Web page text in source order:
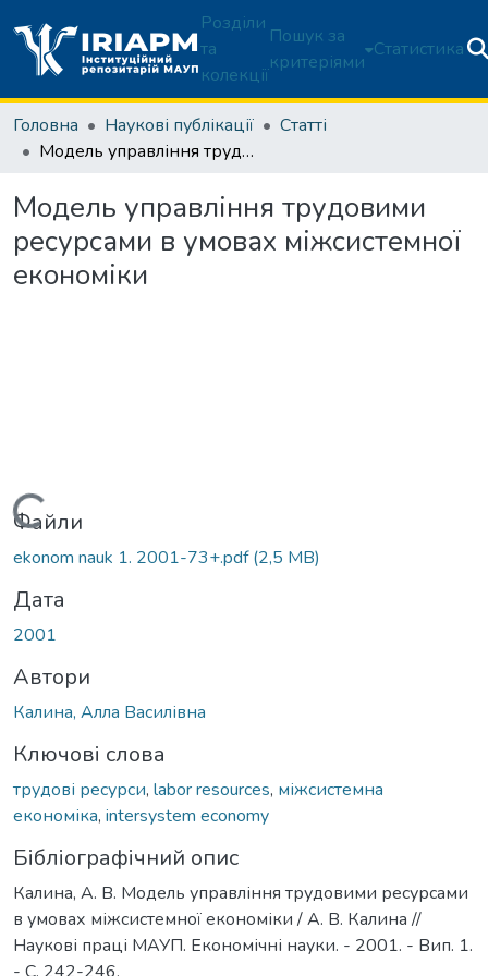
Розділи
та
колекції
Пошук за
критеріями
Статистика
Головна Наукові публікації
Статті
Модель управління трудовими ресурсами в умовах міжсистемної економіки
Модель управління трудовими
ресурсами в умовах міжсистемної
економіки
Вантажиться...
Файли
ekonom nauk 1. 2001-73+.pdf(2,5 MB)
Дата
2001
Автори
Калина, Алла Василівна
Ключові слова
трудові ресурси, labor resources, міжсистемна
економіка, intersystem economy
Бібліографічний опис
Калина, А. В. Модель управління трудовими ресурсами
в умовах міжсистемної економіки / А. В. Калина //
Наукові праці МАУП. Економічні науки. - 2001. - Вип. 1.